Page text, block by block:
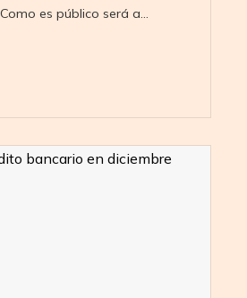
es público será a…